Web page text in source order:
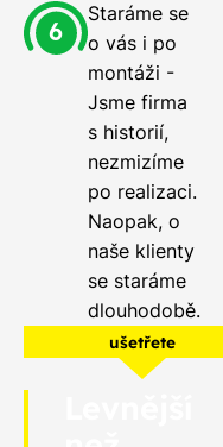
Staráme se
o vás i po
montáži -
Jsme firma
s historií,
nezmizíme
po realizaci.
Naopak, o
naše klienty
se staráme
dlouhodobě.
ušetřete